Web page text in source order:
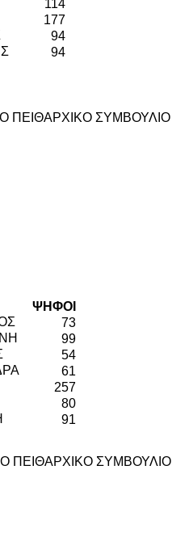
114
177
94
94
ΠΕΙΘΑΡΧΙΚΟ ΣΥΜΒΟΥΛΙΟ
ΨΗΦΟΙ
73
99
54
61
257
80
91
ΠΕΙΘΑΡΧΙΚΟ ΣΥΜΒΟΥΛΙΟ